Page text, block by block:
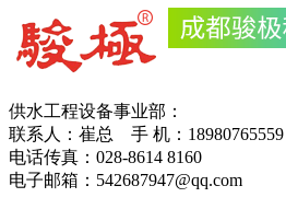
供水工程设备事业部：
联系人：崔总 手 机：18980765559
电话传真：
电子邮箱：542687947@qq.com